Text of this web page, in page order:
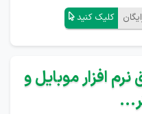
کلیک کنید
افزار موبایل و